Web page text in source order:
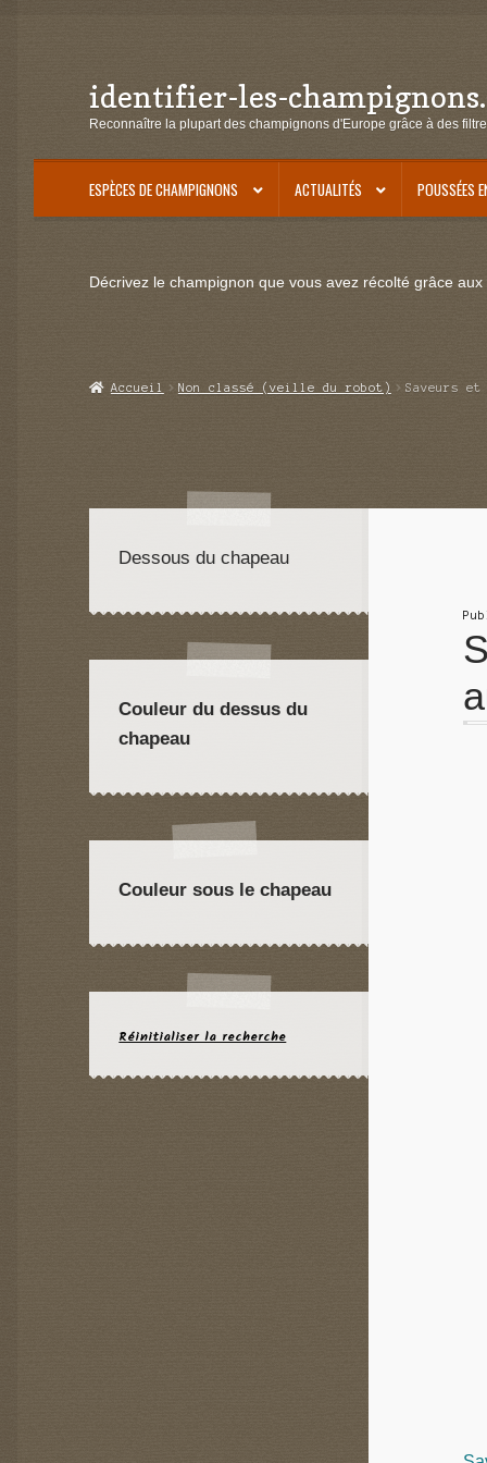
Aller
à
navigation
Aller
au
identifier-les-
Reconnaître la plupart des champignons d'Europe grâce à des
ESPÈCES DE CHAMPIGNONS ACTUALITÉS POUSSÉES
Décrivez le champignon que vous avez récolté grâce
Accueil Non classé (veille du robot) Saveurs et
Dessous du chapeau
Couleur du dessus du
chapeau
Couleur sous le chapeau
Réinitialiser la recherche